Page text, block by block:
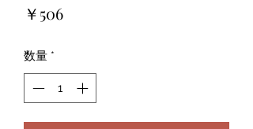
￥506価
数量 *